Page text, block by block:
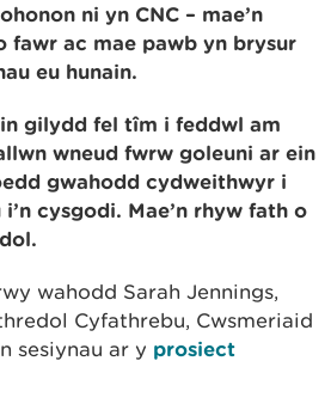
ni yn CNC – mae’n
fawr ac mae pawb yn brysur
eu hunain.
gilydd fel tîm i feddwl am
wneud fwrw goleuni ar ein
gwahodd cydweithwyr i
cysgodi. Mae’n rhyw fath o
wahodd Sarah Jennings,
Cyfathrebu, Cwsmeriaid
sesiynau ar y prosiect